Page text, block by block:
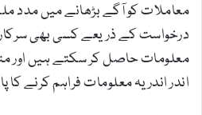
معاملات کو آگے بڑھانے میں مدد
درخواست کے ذریعے کسی بھی
اندر اندر یہ معلومات فراہم کرنے کا